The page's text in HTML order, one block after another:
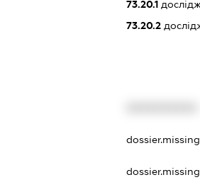
73.20.1
73.20.2